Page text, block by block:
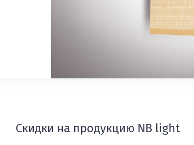
Скидки на продукцию NB light